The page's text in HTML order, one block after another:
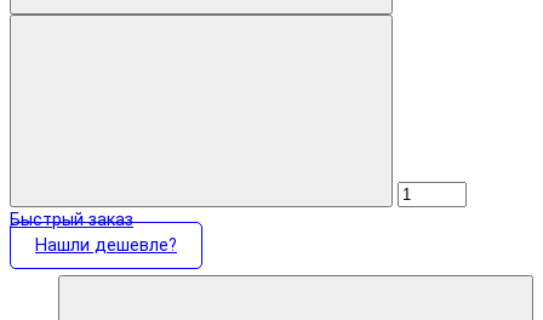
Быстрый заказ
Нашли дешевле?